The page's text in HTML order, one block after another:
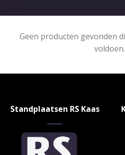
Geen producten gevonden
voldoen.
Standplaatsen RS Kaas